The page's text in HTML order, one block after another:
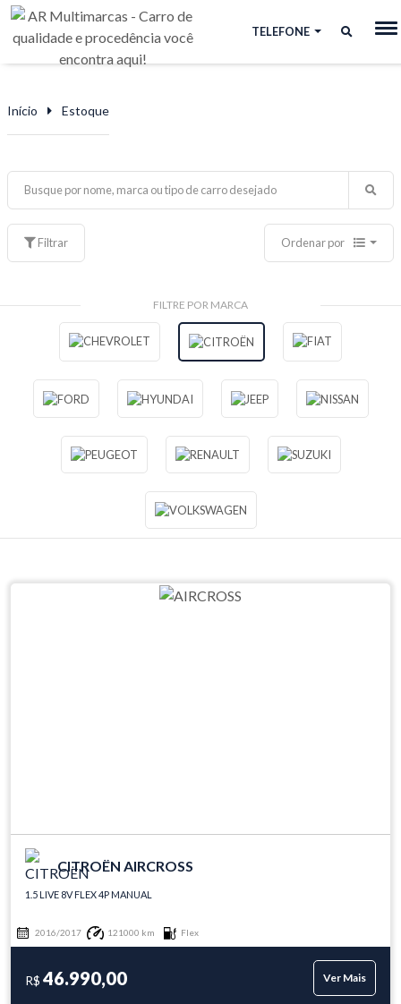
TELEFONE
Início Estoque
Filtrar Ordenar por
FILTRE POR MARCA
CITROËN AIRCROSS
1.5 LIVE 8V FLEX 4P MANUAL
2016/2017 121000 km Flex
R$ 46.990,00 Ver Mais